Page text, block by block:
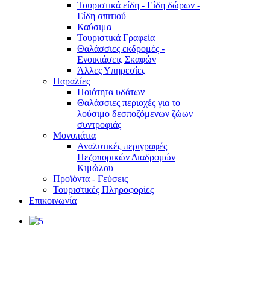
Τουριστικά είδη - Είδη δώρων -
Είδη σπιτιού
Καύσιμα
Τουριστικά Γραφεία
Θαλάσσιες εκδρομές -
Ενοικιάσεις Σκαφών
Άλλες Υπηρεσίες
Παραλίες
Ποιότητα υδάτων
Θαλάσσιες περιοχές για το
λούσιμο δεσποζόμενων ζώων
συντροφιάς
Μονοπάτια
Αναλυτικές περιγραφές
Πεζοπορικών Διαδρομών
Κιμώλου
Προϊόντα - Γεύσεις
Τουριστικές Πληροφορίες
Επικοινωνία